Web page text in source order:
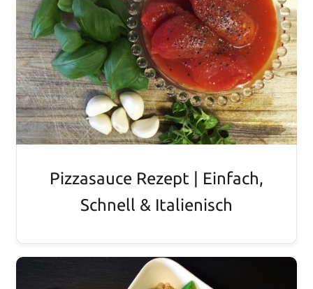
Pizzasauce Rezept | Einfach,
Schnell & Italienisch